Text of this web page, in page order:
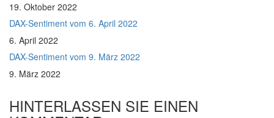
19. Oktober 2022
DAX-Sentiment vom 6. April 2022
6. April 2022
DAX-Sentiment vom 9. März 2022
9. März 2022
HINTERLASSEN SIE EINEN